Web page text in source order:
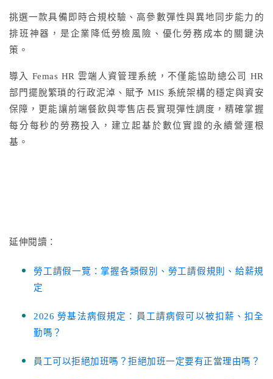
挑選一款具備即時合規校驗、高參數彈性與異地同步能力的
排班神器，是企業降低勞檢風險、優化勞務成本的關鍵決
策。
導入 Femas HR 雲端人資管理系統，不僅能協助總公司 HR
部門擺脫繁瑣的行政泥淖、賦予 MIS 系統架構的穩定與資安
保障，更能讓前端餐飲與零售店長實現彈性調度，精確掌握
每分每秒的勞務投入，建立起基於數位實證的永續營運根
基。
延伸閱讀：
勞工請假一覽：掌握各類假別、勞工請假規則、給薪規
定
2026 勞基法病假規定：員工請病假可以被扣薪、扣全
勤嗎？
員工可以拒絕加班嗎？拒絕加班一定要有正當理由嗎？